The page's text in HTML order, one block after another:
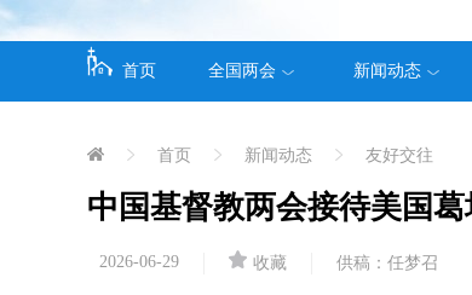
首页 全国两会 新闻动态
首页 新闻动态 友好交往
中国基督教两会接待美国
2026-06-29 收藏 供稿：任梦召